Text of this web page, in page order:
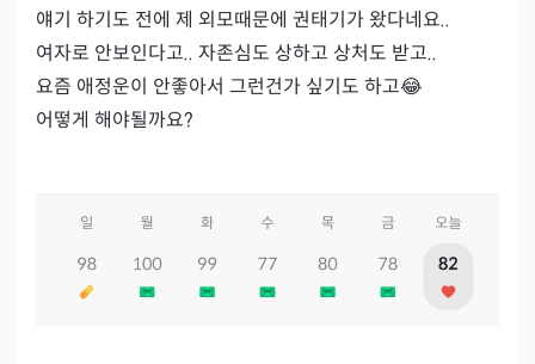
얘기 하기도 전에 제 외모때문에 권태기가 왔다네요..
여자로 안보인다고.. 자존심도 상하고 상처도 받고..
요즘 애정운이 안좋아서 그런건가 싶기도 하고😂
어떻게 해야될까요?